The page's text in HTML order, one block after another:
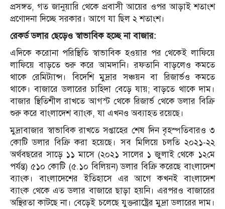
প্রসঙ্গত, গত জানুয়ারি থেকে প্রবাসী আয়ের ওপর আড়াই শতাংশ
প্রণোদনা দিচ্ছে সরকার। আগে যা ছিল ২ শতাংশ।
রেকর্ড ডলার ছেড়েও স্বাভাবিক হচ্ছে না বাজার:
এদিকে করোনা পরিস্থিতি স্বাভাবিক হওয়ার পর থেকেই লাফিয়ে
লাফিয়ে বাড়তে শুরু করে আমদানি। রফতানি বাড়লেও কমতে
থাকে রেমিট্যান্স। বিদেশি মুদ্রার সঞ্চয়ন বা রিজার্ভও কমতে
থাকে। বাজারে ডলারের চাহিদা বেড়ে যায়; বাড়তে থাকে দাম।
বাজার স্থিতিশীল রাখতে আগস্ট থেকে রিজার্ভ থেকে ডলার বিক্রি
শুরু করে বাংলাদেশ ব্যাংক, যা এখনও অব্যাহত রয়েছে।
মুদ্রাবাজার স্বাভাবিক রাখতে সপ্তাহের শেষ দিন বৃহস্পতিবারও ৩
কোটি ডলার বিক্রি করা হয়েছে। সব মিলিয়ে চলতি ২০২১-২২
অর্থবছরের সাড়ে ১১ মাসে (২০২১ সালের ১ জুলাই থেকে ১২মে
পর্যন্ত) ৫১০ কোটি (৫.১০ বিলিয়ন) ডলার বিক্রি করেছে বাংলাদেশ
ব্যাংক। বাংলাদেশের ইতিহাসে এর আগে কখনই বাংলাদেশ
ব্যাংক থেকে এত ডলার বাজারে ছাড়া হয়নি। এরপরও বাজারের
অস্থিরতা কাটছে না। বেড়েই চলেছে যুক্তরাষ্ট্রের মুদ্রা ডলারের দাম।